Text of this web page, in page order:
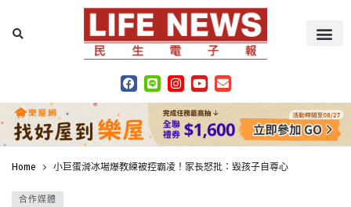
Home 小巨蛋滑冰場爆教練被控霸凌！家長怒批：毀孩子自尊心
合作媒體